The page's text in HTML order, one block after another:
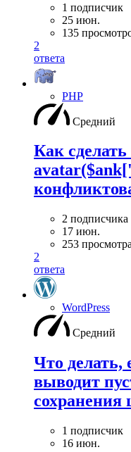
1 подписчик
25 июн.
135
2
ответа
PHP
Средний
Как
2 подписчика
17 июн.
253 просмотра
2
ответа
WordPress
Средний
Что делать,
выводит
сохранения
1 подписчик
16 июн.